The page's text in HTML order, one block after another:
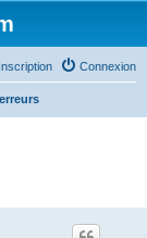
Connexion
Inscription